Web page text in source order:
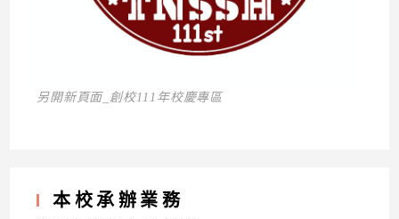
另開新頁面_創校111年校慶專區
本校承辦業務